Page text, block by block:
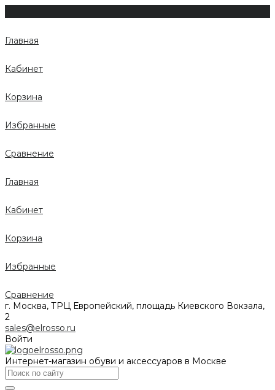
Главная
Кабинет
Корзина
Избранные
Сравнение
Главная
Кабинет
Корзина
Избранные
Сравнение
г. Москва, ТРЦ Европейский, площадь Киевского Вокзала,
2
sales@elrosso.ru
Войти
Интернет-магазин обуви и аксессуаров в Москве